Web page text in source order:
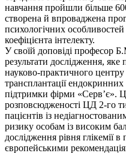
навчання пройшли більше
створена й впроваджена
психологічних особливостей
коефіцієнта інтелекту.
У своїй доповіді професор
результати дослідження, яке
науково-практичного центру
трансплантації
підтримки фірми «Серв’є».
розповсюдженості ЦД 2-го
пацієнтів із
ризику особам із високим
дослідження рівня глікемії в
європейськими